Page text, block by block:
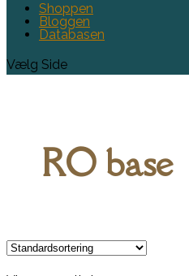
Shoppen
Bloggen
Databasen
Vælg Side
RO base